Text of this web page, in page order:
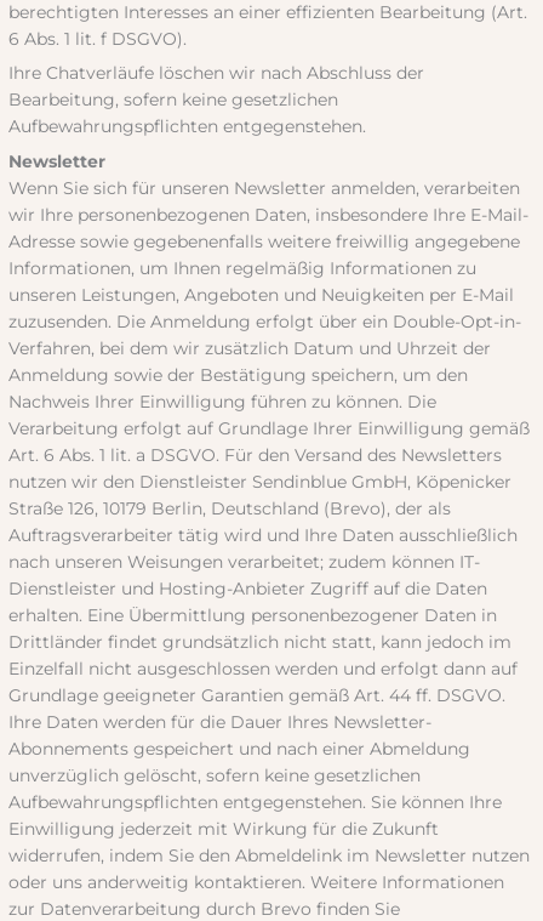
berechtigten Interesses an einer effizienten Bearbeitung (Art.
6 Abs. 1 lit. f DSGVO).
Ihre Chatverläufe löschen wir nach Abschluss der
Bearbeitung, sofern keine gesetzlichen
Aufbewahrungspflichten entgegenstehen.
Newsletter
Wenn Sie sich für unseren Newsletter anmelden, verarbeiten
wir Ihre personenbezogenen Daten, insbesondere Ihre E-Mail-
Adresse sowie gegebenenfalls weitere freiwillig angegebene
Informationen, um Ihnen regelmäßig Informationen zu
unseren Leistungen, Angeboten und Neuigkeiten per E-Mail
zuzusenden. Die Anmeldung erfolgt über ein Double-Opt-in-
Verfahren, bei dem wir zusätzlich Datum und Uhrzeit der
Anmeldung sowie der Bestätigung speichern, um den
Nachweis Ihrer Einwilligung führen zu können. Die
Verarbeitung erfolgt auf Grundlage Ihrer Einwilligung gemäß
Art. 6 Abs. 1 lit. a DSGVO. Für den Versand des Newsletters
nutzen wir den Dienstleister Sendinblue GmbH, Köpenicker
Straße 126, 10179 Berlin, Deutschland (Brevo), der als
Auftragsverarbeiter tätig wird und Ihre Daten ausschließlich
nach unseren Weisungen verarbeitet; zudem können IT-
Dienstleister und Hosting-Anbieter Zugriff auf die Daten
erhalten. Eine Übermittlung personenbezogener Daten in
Drittländer findet grundsätzlich nicht statt, kann jedoch im
Einzelfall nicht ausgeschlossen werden und erfolgt dann auf
Grundlage geeigneter Garantien gemäß Art. 44 ff. DSGVO.
Ihre Daten werden für die Dauer Ihres Newsletter-
Abonnements gespeichert und nach einer Abmeldung
unverzüglich gelöscht, sofern keine gesetzlichen
Aufbewahrungspflichten entgegenstehen. Sie können Ihre
Einwilligung jederzeit mit Wirkung für die Zukunft
widerrufen, indem Sie den Abmeldelink im Newsletter nutzen
oder uns anderweitig kontaktieren. Weitere Informationen
zur Datenverarbeitung durch Brevo finden Sie